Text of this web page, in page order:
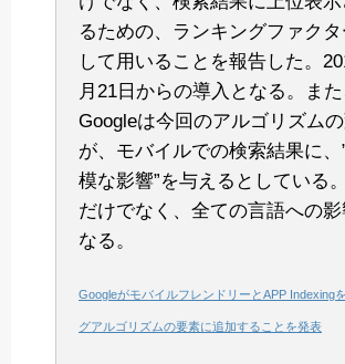
るための、ランキングファクタ
して用いることを報告した。
月21日からの導入となる。また
Googleは今回のアルゴリズム
が、モバイルでの検索結果に、
模な影響”を与えるとしている
だけでなく、全ての言語への影
なる。
GoogleがモバイルフレンドリーとAPP Indexing
グアルゴリズムの要素に追加することを発表